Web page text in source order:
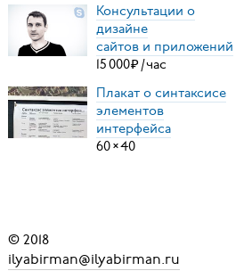
Консультации о
дизайне
сайтов и приложений
15000₽ /час
Плакат о синтаксисе
элементов
интерфейса
60×40
© 2018
ilyabirman@ilyabirman.ru